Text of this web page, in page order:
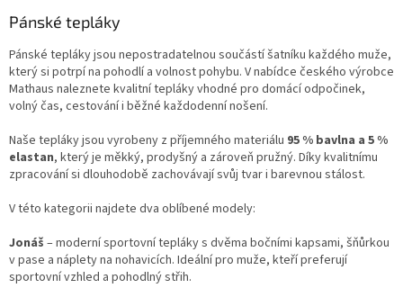
Pánské tepláky
Pánské tepláky jsou nepostradatelnou součástí šatníku každého muže,
který si potrpí na pohodlí a volnost pohybu. V nabídce českého výrobce
Mathaus naleznete kvalitní tepláky vhodné pro domácí odpočinek,
volný čas, cestování i běžné každodenní nošení.
Naše tepláky jsou vyrobeny z příjemného materiálu 95 % bavlna a 5 %
elastan, který je měkký, prodyšný a zároveň pružný. Díky kvalitnímu
zpracování si dlouhodobě zachovávají svůj tvar i barevnou stálost.
V této kategorii najdete dva oblíbené modely:
Jonáš – moderní sportovní tepláky s dvěma bočními kapsami, šňůrkou
v pase a náplety na nohavicích. Ideální pro muže, kteří preferují
sportovní vzhled a pohodlný střih.